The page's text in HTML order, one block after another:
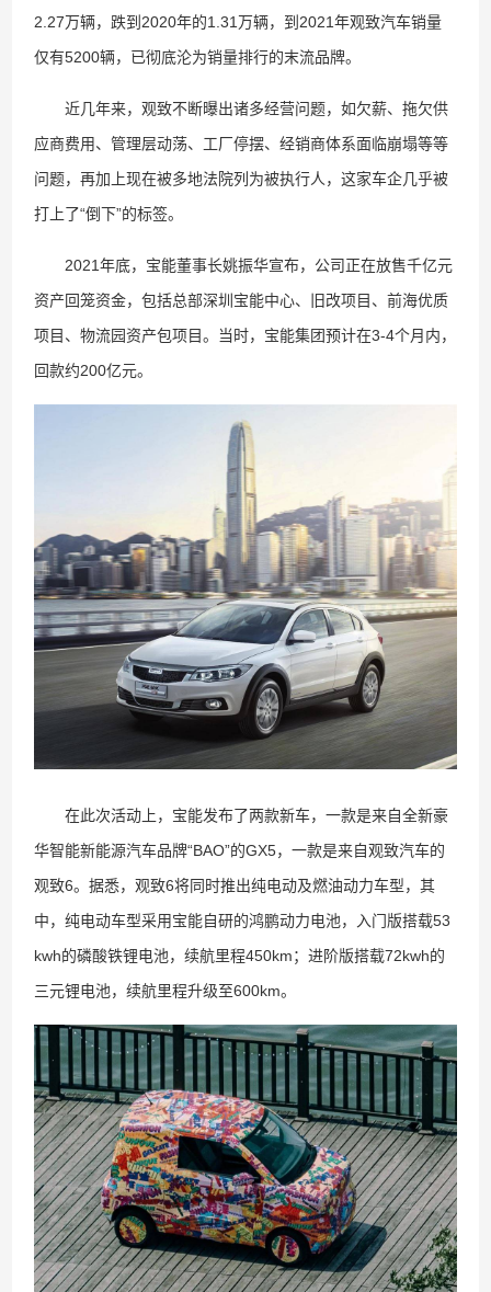
2.27万辆，跌到2020年的1.31万辆，到2021年观致汽车销量
仅有5200辆，已彻底沦为销量排行的末流品牌。
近几年来，观致不断曝出诸多经营问题，如欠薪、拖欠供
应商费用、管理层动荡、工厂停摆、经销商体系面临崩塌等等
问题，再加上现在被多地法院列为被执行人，这家车企几乎被
打上了“倒下”的标签。
2021年底，宝能董事长姚振华宣布，公司正在放售千亿元
资产回笼资金，包括总部深圳宝能中心、旧改项目、前海优质
项目、物流园资产包项目。当时，宝能集团预计在3-4个月内，
回款约200亿元。
在此次活动上，宝能发布了两款新车，一款是来自全新豪
华智能新能源汽车品牌“BAO”的GX5，一款是来自观致汽车的
观致6。据悉，观致6将同时推出纯电动及燃油动力车型，其
中，纯电动车型采用宝能自研的鸿鹏动力电池，入门版搭载53
kwh的磷酸铁锂电池，续航里程450km；进阶版搭载72kwh的
三元锂电池，续航里程升级至600km。